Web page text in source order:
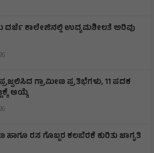
ದರ್ಜೆ ಕಾಲೇಜಿನಲ್ಲಿ ಉದ್ಯಮಶೀಲತೆ ಅರಿವು
ಪ್ರಜ್ವಲಿಸಿದ ಗ್ರಾಮೀಣ ಪ್ರತಿಭೆಗಳು, 11 ಪದಕ
ಆಯ್ಕೆ
ರಸ ಗೊಬ್ಬರ ಕಲಬೆರಕೆ ಕುರಿತು ಜಾಗೃತಿ